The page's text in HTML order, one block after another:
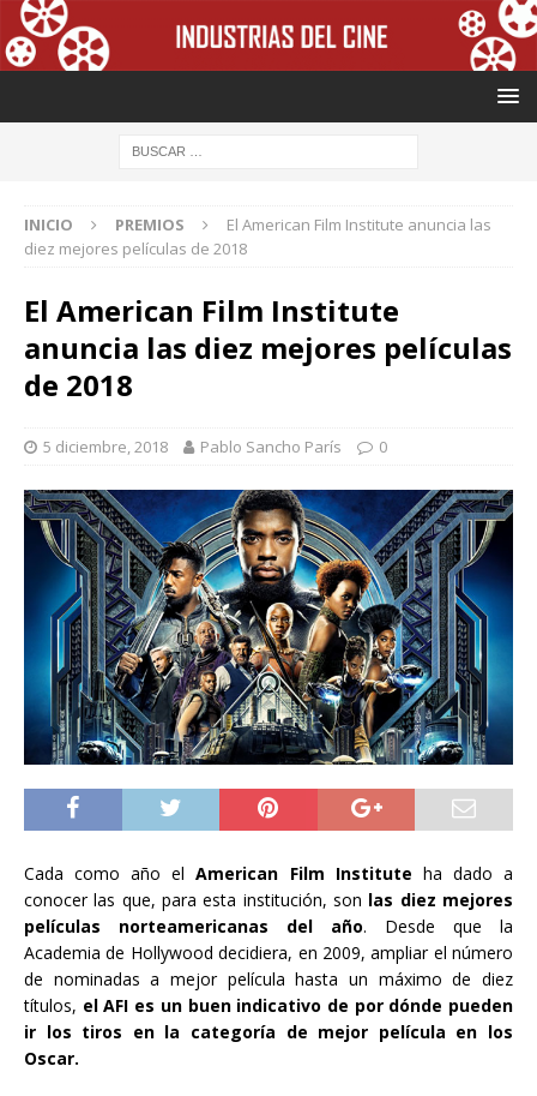
INICIO PREMIOS
El American Film Institute anuncia las
diez mejores películas de 2018
El American Film Institute
anuncia las diez mejores películas
de 2018
5 diciembre, 2018 Pablo Sancho París 0
Cada como año elAmerican Film Institute ha dado a
conocer las que, para esta institución, son las diez mejores
películas norteamericanas del año. Desde que la
Academia de Hollywood decidiera, en 2009, ampliar el número
de nominadas a mejor película hasta un máximo de diez
títulos, el AFI es un buen indicativo de por dónde pueden
ir los tiros en la categoría de mejor película en los
Oscar.